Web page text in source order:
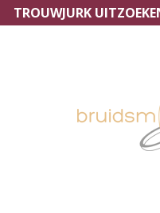
TROUWJURK